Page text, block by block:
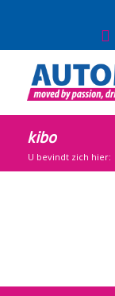
kibo
U bevindt zich hier: